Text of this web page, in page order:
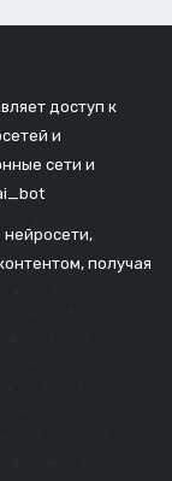
доступ к
и
сети и
получая